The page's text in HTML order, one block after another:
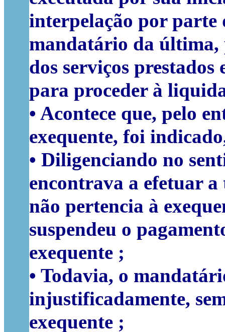
interpelação por parte
mandatário da última,
dos serviços prestados
para proceder à
• Acontece que, pelo
exequente, foi
• Diligenciando no
encontrava a efetuar
não pertencia à
suspendeu o
exequente ;
• Todavia, o
injustificadamente,
exequente ;